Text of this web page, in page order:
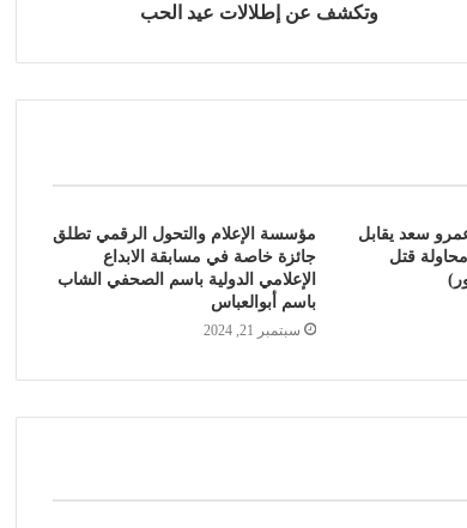
وتكشف عن إطلالات عيد الحب
الحلقة 10.. عمرو سعد يقابل
قتل
مؤسسة الإعلام والتحول الرقمي تطلق
جائزة خاصة في مسابقة الابداع
الإعلامي الدولية باسم الصحفي الشاب
باسم أبوالعباس
سبتمبر 21, 2024